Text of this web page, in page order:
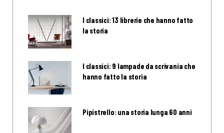
I classici: 13 librerie che hanno fatto
la storia
I classici: 9 lampade da scrivania che
hanno fatto la storia
Pipistrello: una storia lunga 60 anni